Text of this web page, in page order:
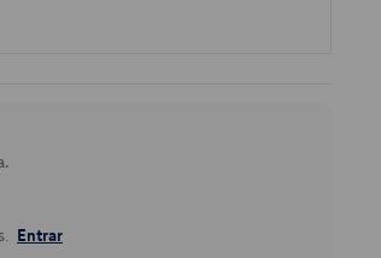
Entrar